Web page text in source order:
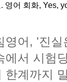
영어 회화, Yes,
어, '진실
에서 시험
한계까지